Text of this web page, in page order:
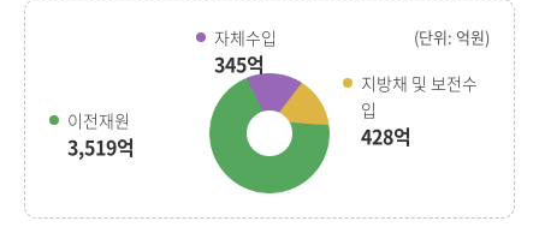
이전재원
3,519억
자체수입
345억
지방채 및 보전수
입
428억